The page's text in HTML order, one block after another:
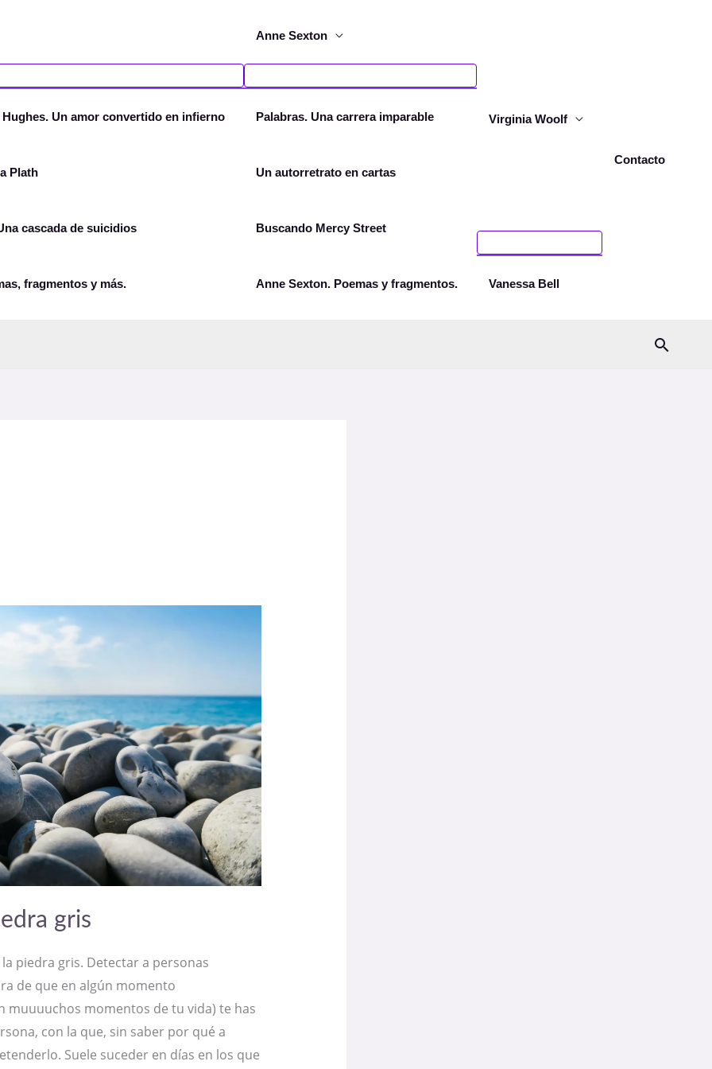
Hughes. Un amor convertido en infierno
Plath
cascada de suicidios
fragmentos y más.
Anne Sexton
Palabras. Una carrera imparable
Un autorretrato en cartas
Buscando Mercy Street
Anne Sexton. Poemas y fragmentos.
Virginia Woolf
Vanessa Bell
Contacto
Buscar
gris
piedra gris. Detectar a personas
de que en algún momento
muuuuchos momentos de tu vida) te has
con la que, sin saber por qué a
Suele suceder en días en los que